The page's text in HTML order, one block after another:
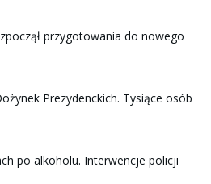
przygotowania do nowego
Prezydenckich. Tysiące osób
po alkoholu. Interwencje policji